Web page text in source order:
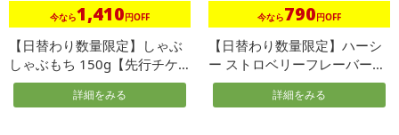
今なら1,410円OFF
【日替わり数量限定】しゃぶ
しゃぶもち 150g【先行チケ
ット...
詳細をみる
今なら790円OFF
【日替わり数量限定】ハーシ
ー ストロベリーフレーバーシ
ロップ...
詳細をみる